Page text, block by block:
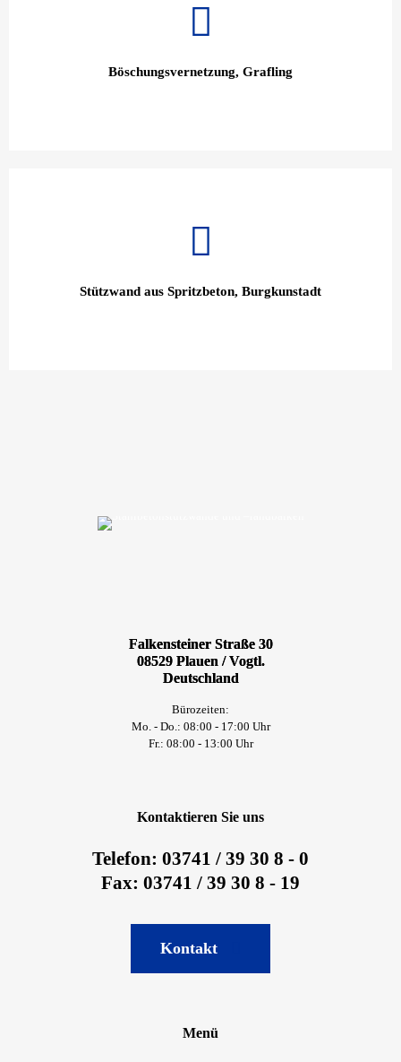
Böschungsvernetzung, Grafling
Stützwand aus Spritzbeton, Burgkunstadt
Falkensteiner Straße 30
08529 Plauen / Vogtl.
Deutschland
Bürozeiten:
Mo. - Do.: 08:00 - 17:00 Uhr
Fr.: 08:00 - 13:00 Uhr
Kontaktieren Sie uns
Telefon: 03741 / 39 30 8 - 0
Fax: 03741 / 39 30 8 - 19
Kontakt
Menü